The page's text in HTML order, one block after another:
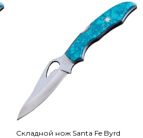
Складной нож Santa Fe Byrd